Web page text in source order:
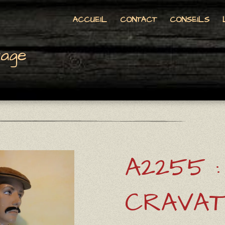
ACCUEIL CONTACT CONSEILS
A2255 :